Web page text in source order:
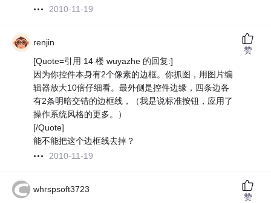
2010-11-19
renjin
[Quote=引用 14 楼 wuyazhe 的回复:]
因为你控件本身有2个像素的边框。你抓图，用图片编
辑器放大10倍仔细看。最外侧是控件边缘，四条边各
有2条明暗交错的边框线，（我是说标准按钮，应用了
操作系统风格的更多。）
[/Quote]
能不能把这个边框线去掉？
2010-11-19
赞
whrspsoft3723
赞